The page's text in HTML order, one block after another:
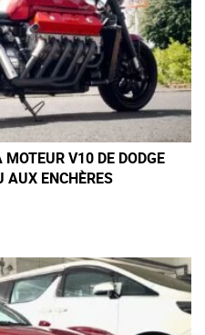
V10 DE DODGE
AUX ENCHÈRES